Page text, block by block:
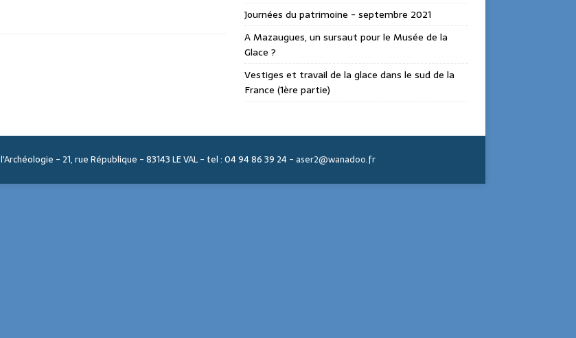
Journées du patrimoine - septembre 2021
A Mazaugues, un sursaut pour le Musée de la
Glace ?
Vestiges et travail de la glace dans le sud de la
France (1ère partie)
- 21, rue République - 83143 LE VAL - tel : 04 94 86 39 24 -aser2@wanadoo.fr